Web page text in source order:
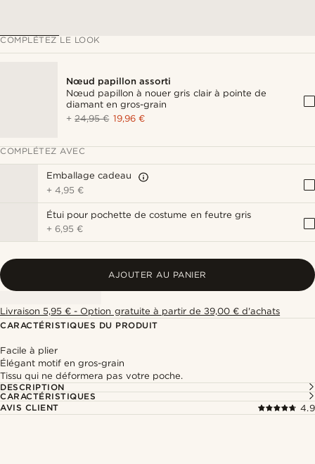
COMPLÉTEZ LE LOOK
Nœud papillon assorti
Nœud papillon à nouer gris clair à pointe de
diamant en gros-grain
+24,95 € 19,96 €
COMPLÉTEZ AVEC
Emballage cadeau
+4,95 €
Étui pour pochette de costume en feutre gris
+6,95 €
AJOUTER AU PANIER
Livraison 5,95 € - Option gratuite à partir de 39,00 € d'achats
CARACTÉRISTIQUES DU PRODUIT
Facile à plier
Élégant motif en gros-grain
Tissu qui ne déformera pas votre poche.
DESCRIPTION
CARACTÉRISTIQUES
AVIS CLIENT
4.9